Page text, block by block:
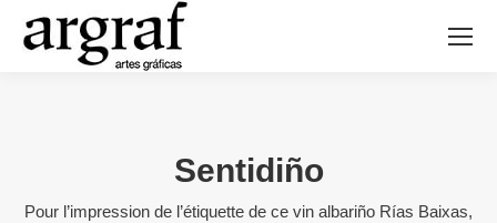
Sentidiño
Pour l’impression de l’étiquette de ce vin albariño Rías Baixas,